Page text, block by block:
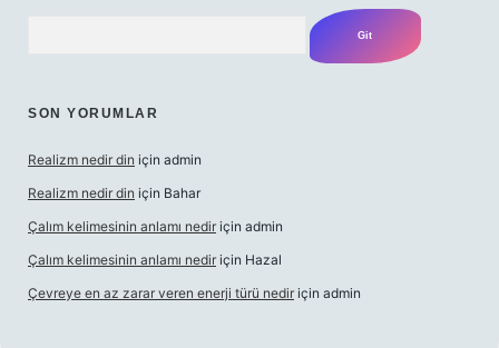
SON YORUMLAR
Realizm nedir din için admin
Realizm nedir din için Bahar
Çalım kelimesinin anlamı nedir için admin
Çalım kelimesinin anlamı nedir için Hazal
Çevreye en az zarar veren enerji türü nedir için admin